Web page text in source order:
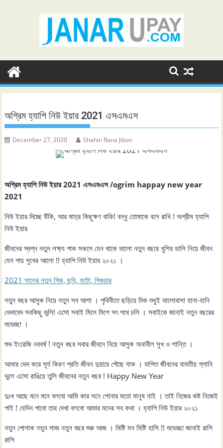
অগ্রিম হ্যাপি নিউ ইয়ার 2021 এসএমএস
December 27, 2020 Shahin Rana Jibon
অগ্রিম হ্যাপি নিউ ইয়ার 2021 এসএমএস /ogrim happay new year
2021
নিউ ইয়ার দিচ্ছে উঁকি, আর মাত্র কিছুক্ষণ বাকি! বন্ধু তোমাকে বলে রাখি ! অগ্রীম হ্যাপি
নিউ ইয়ার
জীবনের স্বপ্ন নতুন লক্ষ্য পাক সকলে যেন থাকে ভালো নতুন বছরে খুশির ডালি নিয়ে জীবন
যেন পায় সুখের আলো !! হ্যাপি নিউ ইয়ার ২০২১ ।
2021 সালের নতুন পিক, ছবি, ফটো, পিকচার
নতুন বছর আসুক নিয়ে নতুন সব আশা । পৃথিবীতে ছড়িয়ে দিক শুধুই ভালোবাসা হানা-হানি
ভেদাবেদ সবকিছু ভুলি! এসো সবাই মিলে মিশে সৎ পথে চলি । সবাইকে জানাই নতুন বছরের
শুভেচ্ছা ।
শুভ ইংরেজি নববর্ষ ! নতুন বছর সবার জীবনে নিয়ে আসুক অনাবীল সুখ ও শান্তি ।
আধার ভেদ করে সূর্য কিরণ প্রতি জীবন দুয়ারে পৌছে যাক । যাপিত জীবনের যাবতীয় গ্লানি
ভুলে এসো রাঙিয়ে তুলি জীবনের নতুন বছর ! Happy New Year
দুঃখ আছে মনে মনে বলবো আমি কার সনে শোনার মতো মানুষ নাই । তাই নিজের কষ্ট নিজেই
পাই ! যেদিন পাবো তার দেখা বলবো আমার মনের সব কথা । হ্যাপি নিউ ইয়ার ২০২১
নতুন পোশাক নতুন সাজ নতুন বছর শুরু আজ । মিষ্টি মন মিষ্টি হাসি !! শুভেচ্ছা জানাই রাশি
রাশি